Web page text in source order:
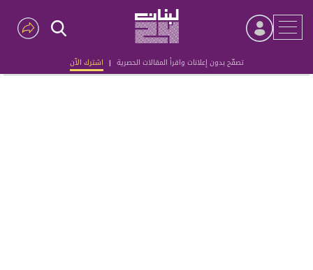
تصفّح بدون إعلانات واقرأ المقالات الحصرية | اشترك الآن
Advertisement